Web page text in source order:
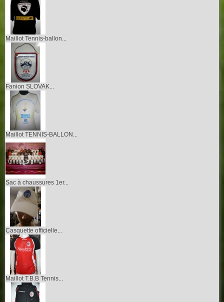
Maillot Tennis-ballon...
Fanion SLOVAK...
Maillot TENNIS-BALLON...
Sac à chaussures 1er...
Casquette officielle...
Maillot T.B.B Tennis...